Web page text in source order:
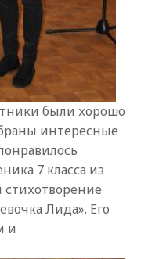
были хорошо
интересные
7 класса из
Лида». Его
и